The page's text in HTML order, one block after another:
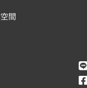
間